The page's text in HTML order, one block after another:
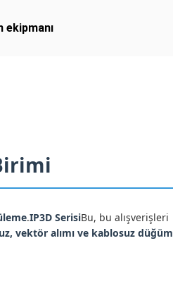
.IP3D SerisiBu, bu alışverişleri
vektör alımı ve kablosuz düğüm